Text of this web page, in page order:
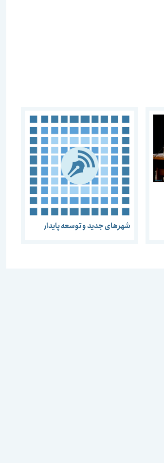
شهرهای جدید و توسعه پایدار